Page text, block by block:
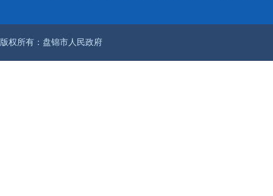
版权所有：盘锦市人民政府